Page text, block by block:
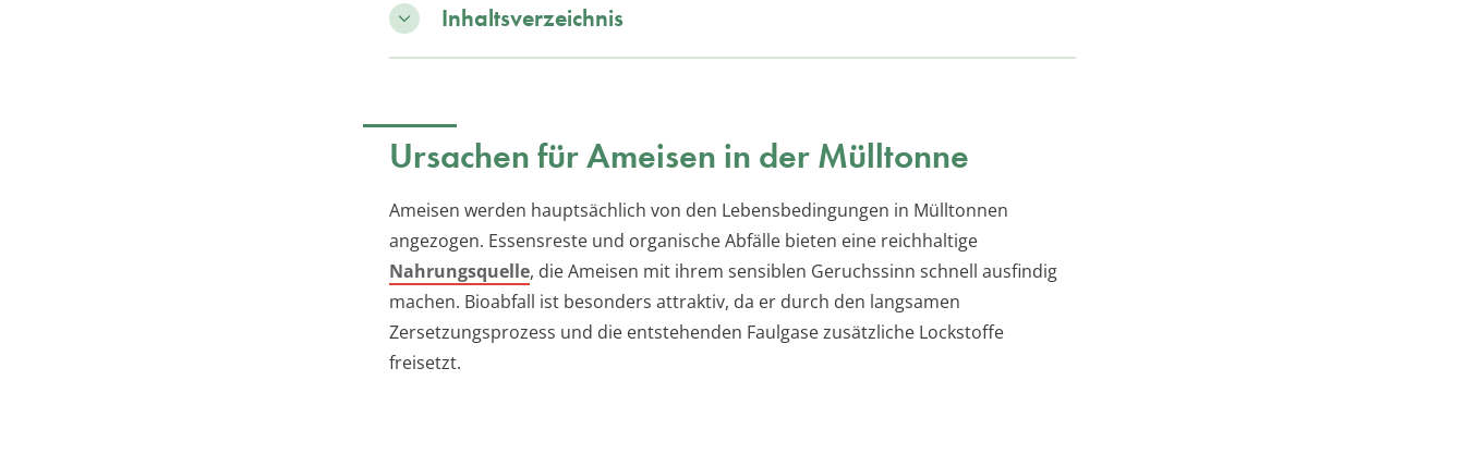
Inhaltsverzeichnis
Ursachen für Ameisen in der Mülltonne
Ameisen werden hauptsächlich von den Lebensbedingungen in Mülltonnen
angezogen. Essensreste und organische Abfälle bieten eine reichhaltige
Nahrungsquelle, die Ameisen mit ihrem sensiblen Geruchssinn schnell ausfindig
machen. Bioabfall ist besonders attraktiv, da er durch den langsamen
Zersetzungsprozess und die entstehenden Faulgase zusätzliche Lockstoffe
freisetzt.